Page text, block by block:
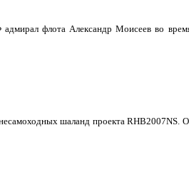
флота Александр Моисеев во
шаланд проекта RHB2007NS.